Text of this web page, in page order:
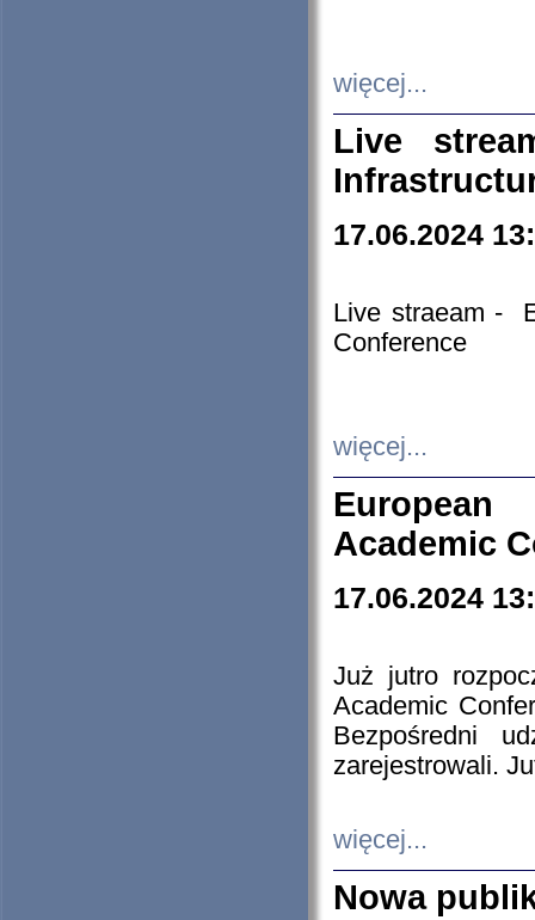
więcej...
Live
17.06.2024
Live straeam -
Conference
więcej...
European
Academic
17.06.2024
Już jutro
Academic
Bezpośredni
zarejestrowali.
więcej...
Nowa